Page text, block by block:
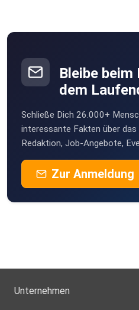
Bleibe
dem
Schließe Dich 26.000+
interessante Fakten über
Redaktion, Job-Angebote,
Zur Anmeldung
Unternehmen